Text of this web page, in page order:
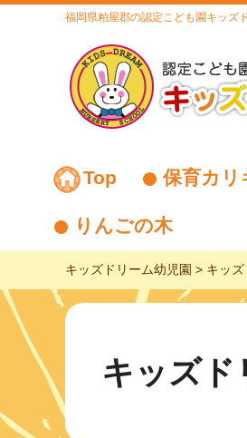
福岡県粕屋郡の認定こども園キッズ
Top 保育カリ
りんごの木
キッズドリーム幼児園 > キッ
キッズド